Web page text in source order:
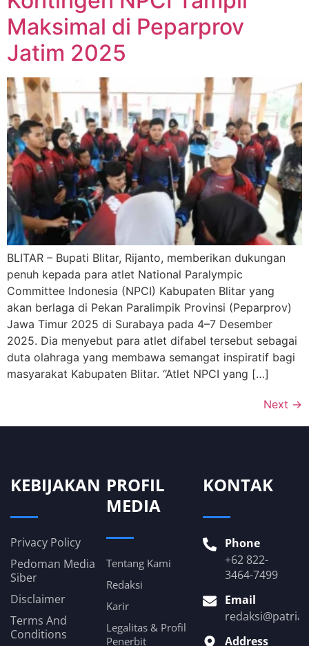
Maksimal di Peparprov
Jatim 2025
BLITAR – Bupati Blitar, Rijanto, memberikan dukungan
penuh kepada para atlet National Paralympic
Committee Indonesia (NPCI) Kabupaten Blitar yang
akan berlaga di Pekan Paralimpik Provinsi (Peparprov)
Jawa Timur 2025 di Surabaya pada 4–7 Desember
2025. Dia menyebut para atlet difabel tersebut sebagai
duta olahraga yang membawa semangat inspiratif bagi
masyarakat Kabupaten Blitar. “Atlet NPCI yang […]
Next →
KEBIJAKAN
Privacy Policy
Pedoman Media
Siber
Disclaimer
Terms And
Conditions
PROFIL
MEDIA
Tentang Kami
Redaksi
Karir
Legalitas & Profil
Penerbit
KONTAK
Phone
+62 822-
3464-7499
Email
Address